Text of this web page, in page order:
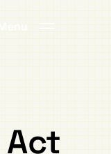
Menu
Act